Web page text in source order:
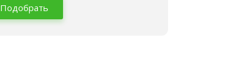
Подобрать